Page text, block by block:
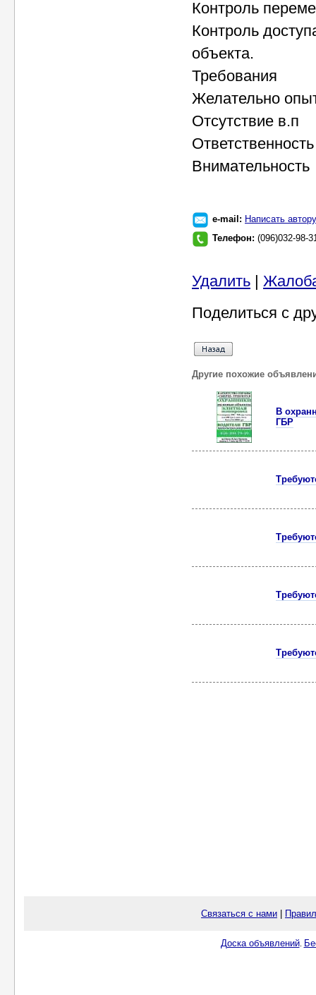
Контроль
Контроль
объекта.
Требования
Желательно
Отсутствие в.п
Ответственность
Внимательность
e-mail: Написать автору
Телефон: (096)032-98-
Удалить |
Поделиться с
Другие похожие
В
ГБР
Связаться с нами
Доска объявлений.